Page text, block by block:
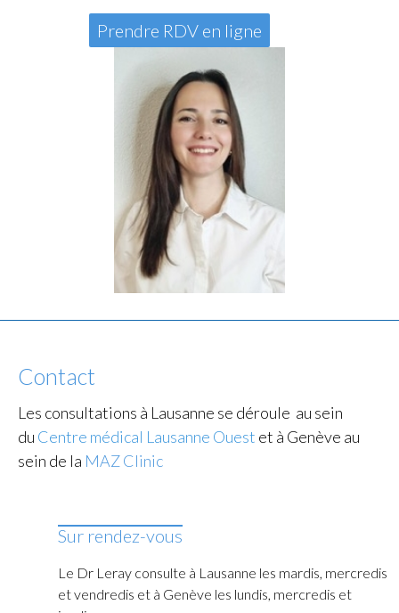
Prendre RDV en ligne
Contact
Les consultations à Lausanne se déroule au sein
du Centre médical Lausanne Ouest et à Genève au
sein de la MAZ Clinic
Sur rendez-vous
Le Dr Leray consulte à Lausanne les mardis, mercredis
et vendredis et à Genève les lundis, mercredis et